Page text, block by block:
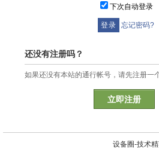
下次自动登录
忘记密码?
还没有注册吗？
如果还没有本站的通行帐号，请先注册一
立即注册
设备圈-技术